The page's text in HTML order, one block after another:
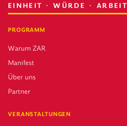
EINHEIT · WÜRDE · ARBEIT
PROGRAMM
Warum ZAR
Manifest
Über uns
Partner
VERANSTALTUNGEN